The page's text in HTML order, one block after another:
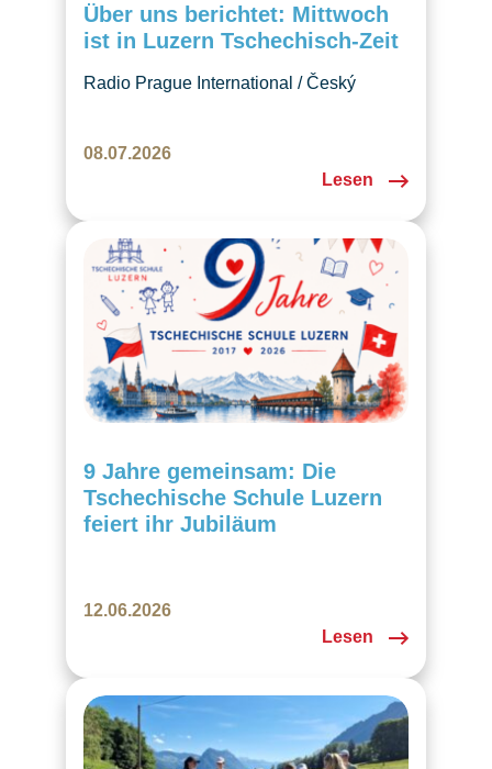
Über uns berichtet: Mittwoch
ist in Luzern Tschechisch-Zeit
Radio Prague International / Český
v zahraničí. Rozhovor krásně zachycuje
naši školu, děti, češtinu i komunitu, kterou
08.07.2026
Lesen
9 Jahre gemeinsam: Die
Tschechische Schule Luzern
feiert ihr Jubiläum
12.06.2026
Lesen